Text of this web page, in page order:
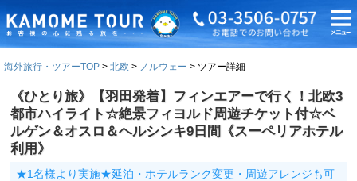
海外旅行・ツアーTOP 北欧 ノルウェー ツアー詳細
《ひとり旅》【羽田発着】フィンエアーで行く！北欧3
都市ハイライト☆絶景フィヨルド周遊チケット付☆ベ
ルゲン＆オスロ＆ヘルシンキ9日間《スーペリアホテル
利用》
★1名様より実施★延泊・ホテルランク変更・周遊アレンジも可